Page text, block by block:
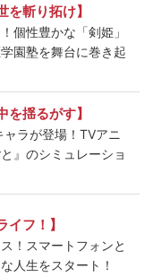
を斬り拓け】
個性豊かな「剣姫」
園塾を舞台に巻き起
を揺るがす】
ラが登場！TVアニ
』のシミュレーショ
イフ！】
！スマートフォンと
人生をスタート！